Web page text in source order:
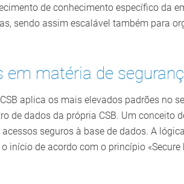
de conhecimento específico da
sendo assim escalável também para
em matéria de
aplica os mais elevados padrões no
de dados da própria CSB. Um conceito
seguros à base de dados. A
início de acordo com o princípio «Secure